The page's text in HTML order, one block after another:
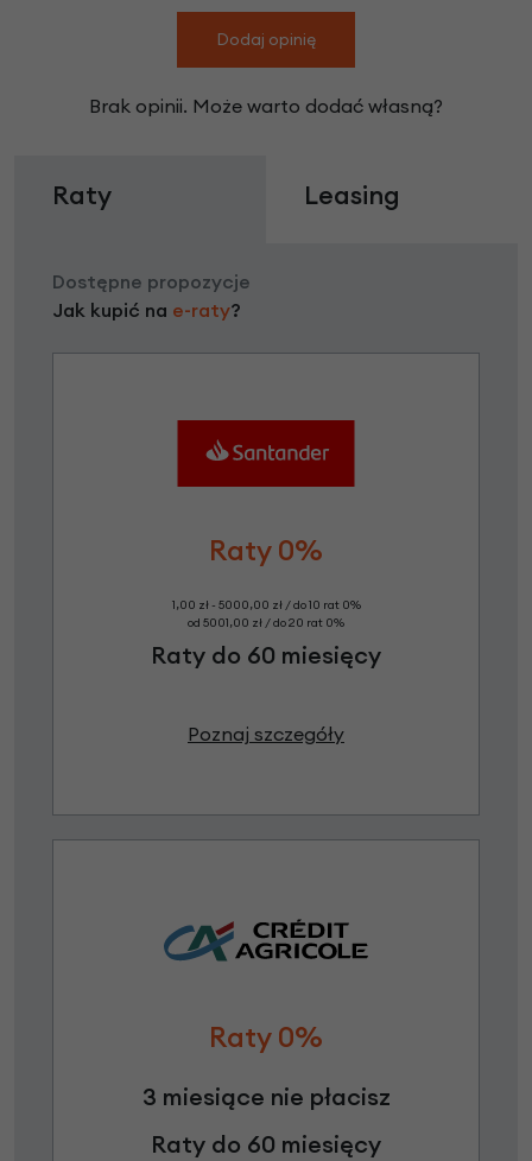
Dodaj opinię
Brak opinii. Może warto dodać własną?
Raty Leasing
Dostępne propozycje
Jak kupić na e-raty?
Raty 0%
1,00 zł - 5000,00 zł / do 10 rat 0%
od 5001,00 zł / do 20 rat 0%
Raty do 60 miesięcy
Poznaj szczegóły
Raty 0%
3 miesiące nie płacisz
Raty do 60 miesięcy